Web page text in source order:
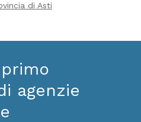
di Asti
agenzie